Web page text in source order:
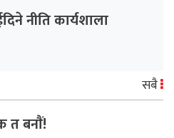
नीति कार्यशाला
सबै
त बनाैं!